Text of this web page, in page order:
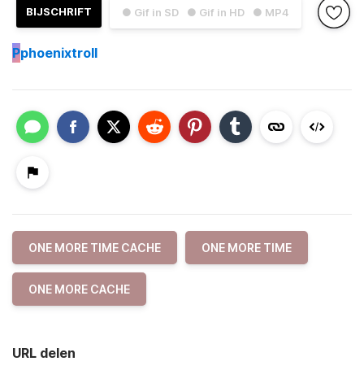
● Gif in SD ● Gif in HD ● MP4
BIJSCHRIFT
Pphoenixtroll
ONE MORE TIME CACHE ONE MORE TIME
ONE MORE CACHE
URL delen